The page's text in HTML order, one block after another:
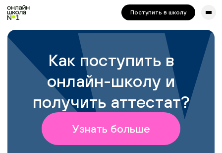
сайта. Для корректной работы попробуйте отключить VPN.
Поступить в школу
Как поступить в
онлайн-школу и
получить аттестат?
Узнать больше